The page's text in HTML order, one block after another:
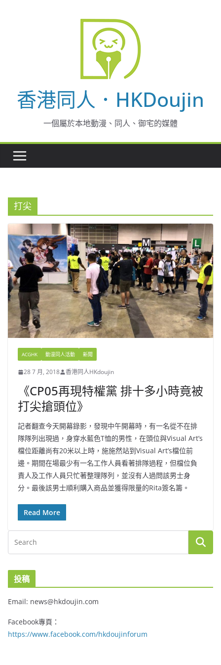
香港同人．HKDoujin
一個屬於本地動漫、同人、御宅的媒體
打尖
ACGHK 動漫同人活動 新聞
28 7 月, 2018 香港同人HKdoujin
《CP05再現特權黨 排十多小時竟被
打尖搶頭位》
記者翻查今天開幕錄影，發現中午開幕時，有一名從不在排
隊隊列出現過，身穿水藍色T恤的男性，在頭位與Visual Art’s
檔位距離尚有20米以上時，施施然站到Visual Art’s檔位前
邊。期間在場最少有一名工作人員看著排隊過程，但檔位負
責人及工作人員只忙著整理隊列，並沒有人過問該男士身
分。最後該男士順利購入商品並獲得限量的Rita簽名籌。
Read More
投稿
Email: news@hkdoujin.com
Facebook專頁：
https://www.facebook.com/hkdoujinforum